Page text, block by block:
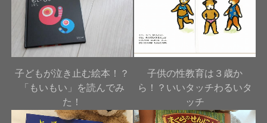
子どもが泣き止む絵本！？
「もいもい」を読んでみ
た！
子供の性教育は３歳か
ら！？いいタッチわるいタ
ッチ